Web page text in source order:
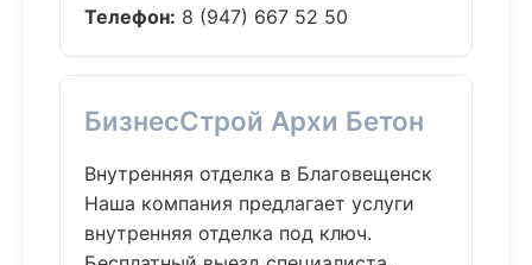
Телефон: 8 (947) 667 52 50
БизнесСтрой Архи Бетон
Внутренняя отделка в Благовещенск
Наша компания предлагает услуги
внутренняя отделка под ключ.